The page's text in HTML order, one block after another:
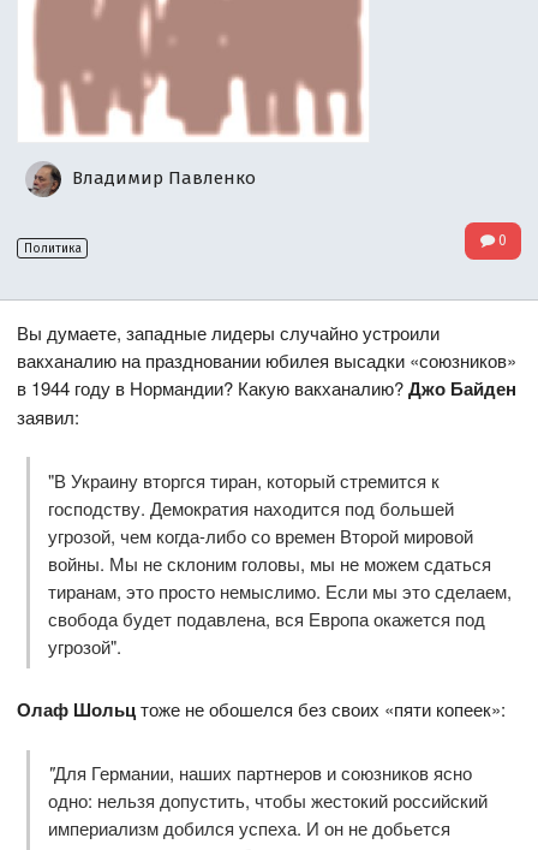
Владимир Павленко
Политика 0
Вы думаете, западные лидеры случайно устроили
вакханалию на праздновании юбилея высадки «союзников»
в 1944 году в Нормандии? Какую вакханалию?Джо Байден
заявил:
"В Украину вторгся тиран, который стремится к
господству. Демократия находится под большей
угрозой, чем когда-либо со времен Второй мировой
войны. Мы не склоним головы, мы не можем сдаться
тиранам, это просто немыслимо. Если мы это сделаем,
свобода будет подавлена, вся Европа окажется под
угрозой".
Олаф Шольцтоже не обошелся без своих «пяти копеек»:
"Для Германии, наших партнеров и союзников ясно
одно: нельзя допустить, чтобы жестокий российский
империализм добился успеха. И он не добьется